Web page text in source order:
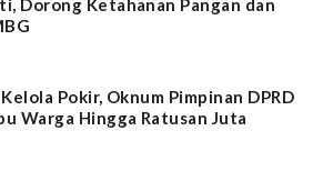
Dorong Ketahanan Pangan dan
Pokir, Oknum Pimpinan DPRD
Warga Hingga Ratusan Juta